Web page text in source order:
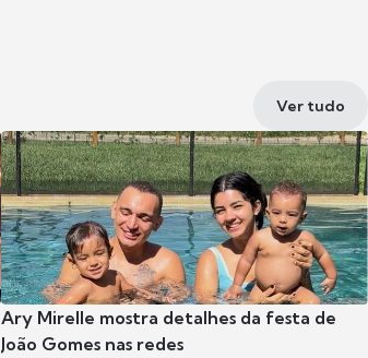
Ver tudo
Ary Mirelle mostra detalhes da festa de
João Gomes nas redes